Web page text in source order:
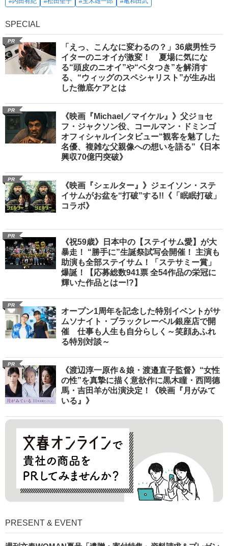
SPECIAL
PR
「えっ、こんなに変わるの？」36歳男性ラ
イターのニオイが激変！ 夏場に気にな
る“頭皮のニオイ”や“ベタつき”を解消す
る、“ウィッグのスペシャリスト”が生み出
した徹底ケアとは
PR
《映画『Michael／マイケル』》父ジョセ
フ・ジャクソン役、コールマン・ドミンゴ
オフィシャルインタビュー“観客を魅了した
名優、複雑な父親像への想いを語る”《日本
興収70億円突破》
PR
《映画『シェルター』》ジェイソン・ステ
イサムがお盆を“打破”する!!《「眠眠打破」
コラボ》
PR
《祝59歳》日本中の【ステイサム愛】が大
暴走！ “勝手に”生誕祭試写会開催！ 主演も
助演も全部ステイサム！「ステサミー賞」
爆誕！【応募総数941票 全54作品の栄冠に
輝いた作品とはー!?】
PR
オープン1周年を記念した特別イベントがサ
ムソナイト・ブラックレーベル銀座店で開
催 仕事も人生も自分らしく～笑顔あふれ
る特別対談～
PR
《渡辺淳一原作＆娘・渡邉直子監督》“女性
の性”を真摯に描く意欲作に黒木瞳・西岡德
馬・吉田羊が出演決定！《映画『月がみて
いる』》
PRESENT & EVENT